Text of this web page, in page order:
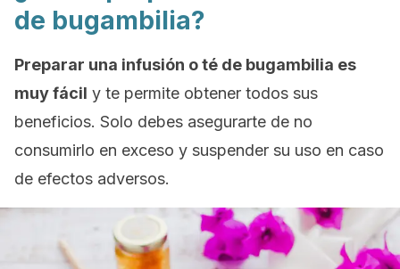
de bugambilia?
Preparar una infusión o té de bugambilia es
muy fácil y te permite obtener todos sus
beneficios. Solo debes asegurarte de no
consumirlo en exceso y suspender su uso en caso
de efectos adversos.